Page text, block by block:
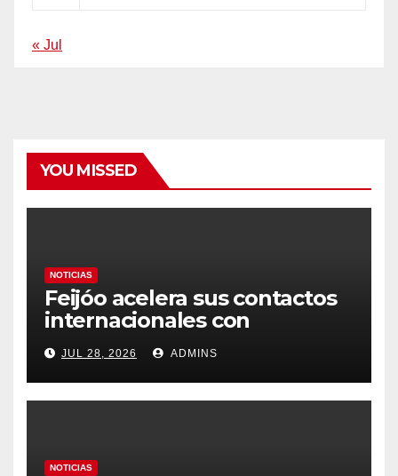
« Jul
YOU MISSED
NOTICIAS
Feijóo acelera sus contactos
internacionales con
Latinoamérica como socio
prioritario en su agenda de
gobierno
JUL 28, 2026 ADMINS
NOTICIAS